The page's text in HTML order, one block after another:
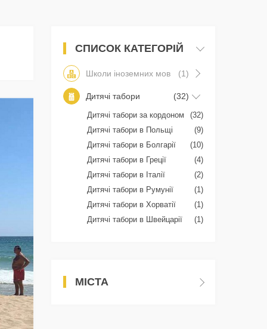
СПИСОК КАТЕГОРІЙ
Школи іноземних мов (1)
Дитячі табори (32)
Дитячі табори за кордоном
(32)
Дитячі табори в Польщі
(9)
Дитячі табори в Болгарії
(10)
Дитячі табори в Греції
(4)
Дитячі табори в Італії
(2)
Дитячі табори в Румунії
(1)
Дитячі табори в Хорватії
(1)
Дитячі табори в Швейцарії
(1)
МІСТА